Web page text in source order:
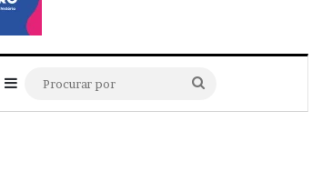
Barra Lateral
por